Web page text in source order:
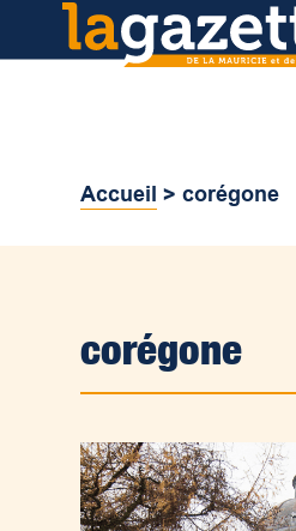
Accueil >corégone
corégone